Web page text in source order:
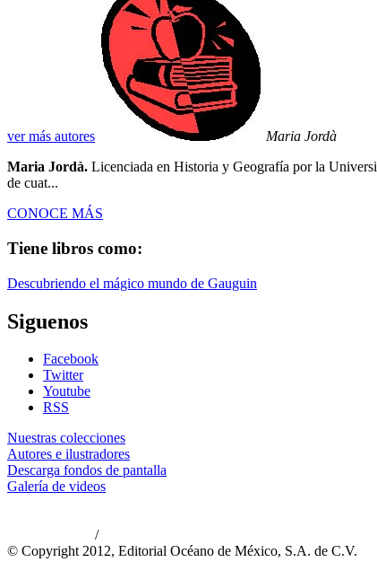
ver más autores
Maria Jordà
Maria Jordà. Licenciada en Historia y Geografía por la
de cuat...
CONOCE MÁS
Tiene libros como:
Descubriendo el mágico mundo de Gauguin
Siguenos
Facebook
Twitter
Youtube
RSS
Nuestras colecciones
Autores e ilustradores
Descarga fondos de pantalla
Galería de videos
/
© Copyright 2012, Editorial Océano de México, S.A. de C.V.